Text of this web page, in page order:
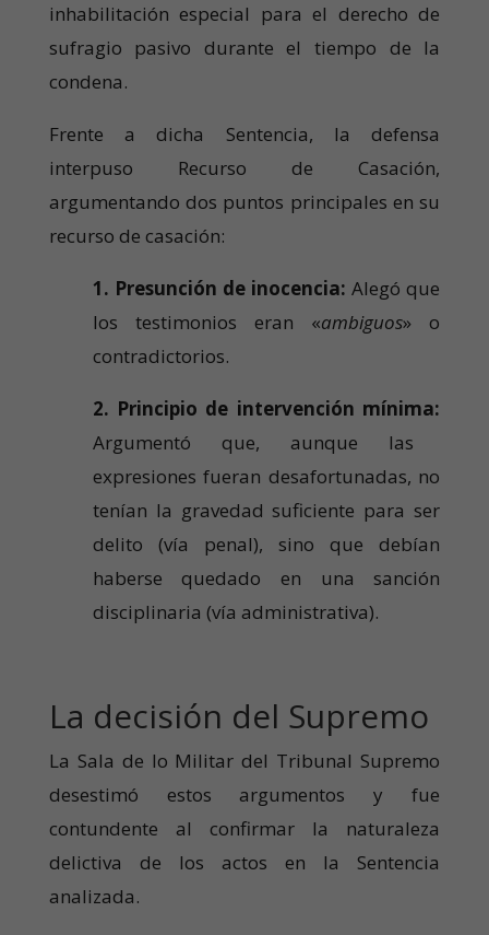
inhabilitación especial para el derecho de
sufragio pasivo durante el tiempo de la
condena.
Frente a dicha Sentencia, la defensa
interpuso Recurso de Casación,
argumentando dos puntos principales en su
recurso de casación:
1. Presunción de inocencia: Alegó que
los testimonios eran «ambiguos» o
contradictorios.
2. Principio de intervención mínima:
Argumentó que, aunque las
expresiones fueran desafortunadas, no
tenían la gravedad suficiente para ser
delito (vía penal), sino que debían
haberse quedado en una sanción
disciplinaria (vía administrativa).
La decisión del Supremo
La Sala de lo Militar del Tribunal Supremo
desestimó estos argumentos y fue
contundente al confirmar la naturaleza
delictiva de los actos en la Sentencia
analizada.